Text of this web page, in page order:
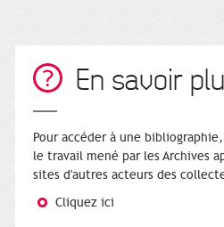
En savoir
Pour accéder à une
le travail mené par les Archives
sites d'autres acteurs des
Cliquez ici